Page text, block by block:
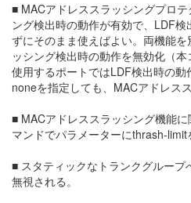
■ MACアドレススラッシングプロ
ング検出時の動作が有効で、LDF
ずにそのまま使えばよい。両機能
ッシング検出時の動作を無効化（
使用するポートではLDF検出時の動
noneを指定しても、MACアドレス
■ MACアドレススラッシング機能
マンドでパラメーターにthrash-limit
■ スタティックなトランクグルー
無視される。